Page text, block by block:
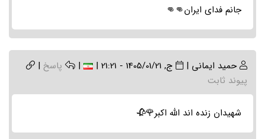
جانم فدای ایران👊👊
حمید ایمانی | ج, 1405/01/21 - 21:21 |
| پاسخ |
پیوند ثابت
شهیدان زنده اند الله اکبر🌹🥀